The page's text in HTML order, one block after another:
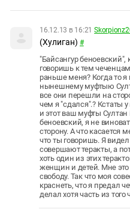
16.12.13 в 16:21
(Хулиган) #
"Байсангур беноевский",
говоришь к тем
раньше меня? Когда то
нынешнему муфтыю
все они перешли на
чем я "сдался".? Кстаты
и этот ваш муфты
беноевский, я не
сторону. А что касается
что ты говоришь. Я
совершают теракты, а
хоть один из этих
женщин и детей. Мне это
свободу. Так что моя
краснеть, что я предал
делал хотя часть из того